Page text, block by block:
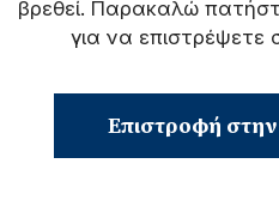
βρεθεί. Παρακαλώ
για να επιστρέψετε
Επιστροφή